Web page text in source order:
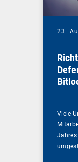
23.
Viele
Jahres